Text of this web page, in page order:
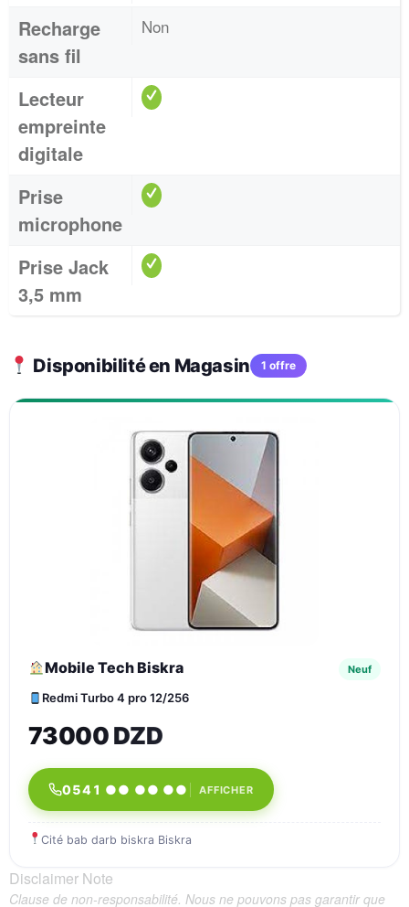
Recharge
sans fil
Non
Lecteur
empreinte
digitale
Prise
microphone
Prise Jack
3,5 mm
Disponibilité en Magasin 1 offre
Mobile Tech Biskra Neuf
Redmi Turbo 4 pro 12/256
73000 DZD
0541 ●● ●● ●● AFFICHER
Cité bab darb biskra Biskra
Disclaimer Note
Clause de non-responsabilité. Nous ne pouvons pas garantir que